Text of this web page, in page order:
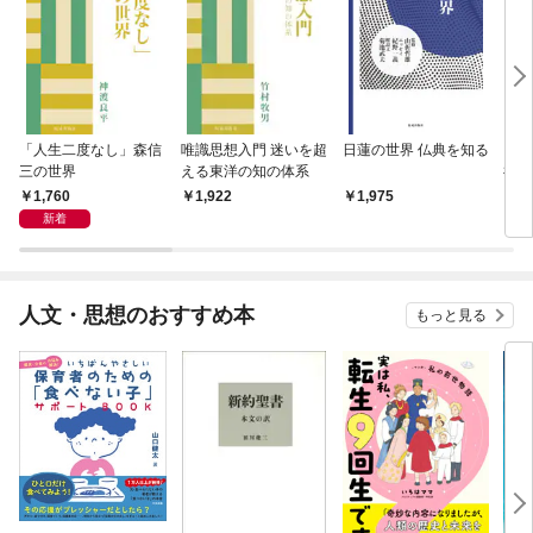
「人生二度なし」森信
三の世界
1,760
新着
唯識思想入門 迷いを超
える東洋の知の体系
1,922
日蓮の世界 仏典を知る
1,975
禅
人文・思想のおすすめ本 もっと見る